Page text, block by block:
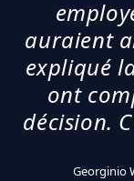
auraient
expliqué
ont
décision.
Georginio